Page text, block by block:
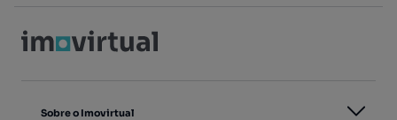
Sobre o Imovirtual